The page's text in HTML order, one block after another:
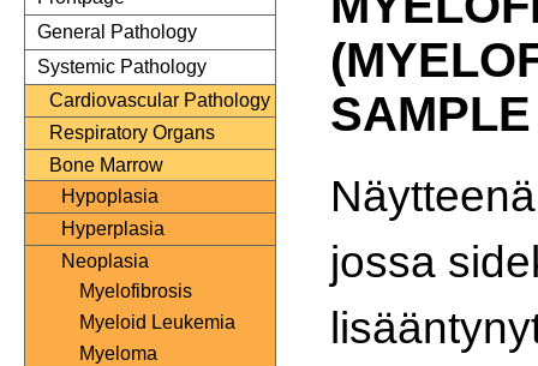
General Pathology
Systemic Pathology
Cardiovascular Pathology
Respiratory Organs
Bone Marrow
Hypoplasia
Hyperplasia
Neoplasia
Myelofibrosis
Myeloid Leukemia
Myeloma
SAMPLE
jossa